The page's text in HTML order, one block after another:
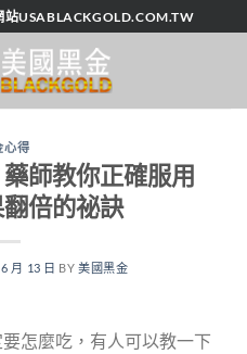
USABLACKGOLD.COM.TW
心得
師教你正確服用
倍的祕訣
月 13 日 BY 美國黑金
怎麼吃，有人可以教一下